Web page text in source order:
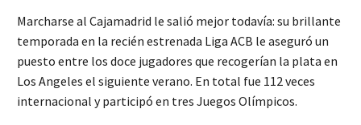
Marcharse al Cajamadrid le salió mejor todavía: su brillante
temporada en la recién estrenada Liga ACB le aseguró un
puesto entre los doce jugadores que recogerían la plata en
Los Angeles el siguiente verano. En total fue 112 veces
internacional y participó en tres Juegos Olímpicos.